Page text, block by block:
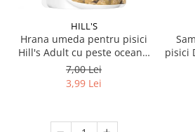
HILL'S
Hrana umeda pentru pisici
Hill's Adult cu peste oceanic
85 gr
7,00 Lei
3,99 Lei
pisici